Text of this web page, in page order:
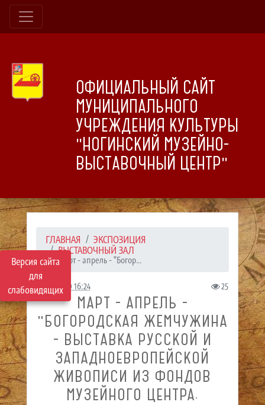
Версия сайта
для
слабовидящих
ОФИЦИАЛЬНЫЙ САЙТ
МУНИЦИПАЛЬНОГО
УЧРЕЖДЕНИЯ КУЛЬТУРЫ
"НОГИНСКИЙ МУЗЕЙНО-
ВЫСТАВОЧНЫЙ ЦЕНТР"
ГЛАВНАЯ
ЭКСПОЗИЦИЯ
ВЫСТАВОЧНЫЙ ЗАЛ
Март - апрель - "Богор...
20.10.2020 16:24 25
МАРТ - АПРЕЛЬ -
"БОГОРОДСКАЯ ЖЕМЧУЖИНА
- ВЫСТАВКА РУССКОЙ И
ЗАПАДНОЕВРОПЕЙСКОЙ
ЖИВОПИСИ ИЗ ФОНДОВ
МУЗЕЙНОГО ЦЕНТРА.